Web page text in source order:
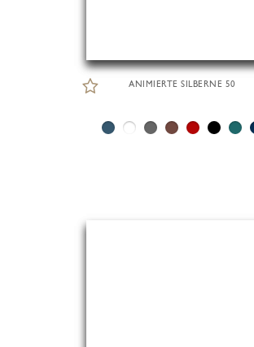
ANIMIERTE SILBERNE 50